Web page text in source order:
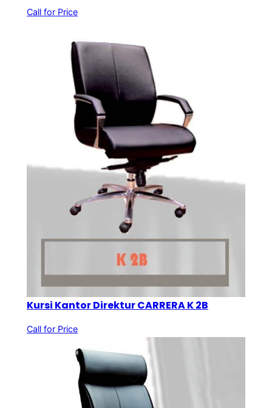
Call for Price
Kursi Kantor Direktur CARRERA K 2B
Call for Price